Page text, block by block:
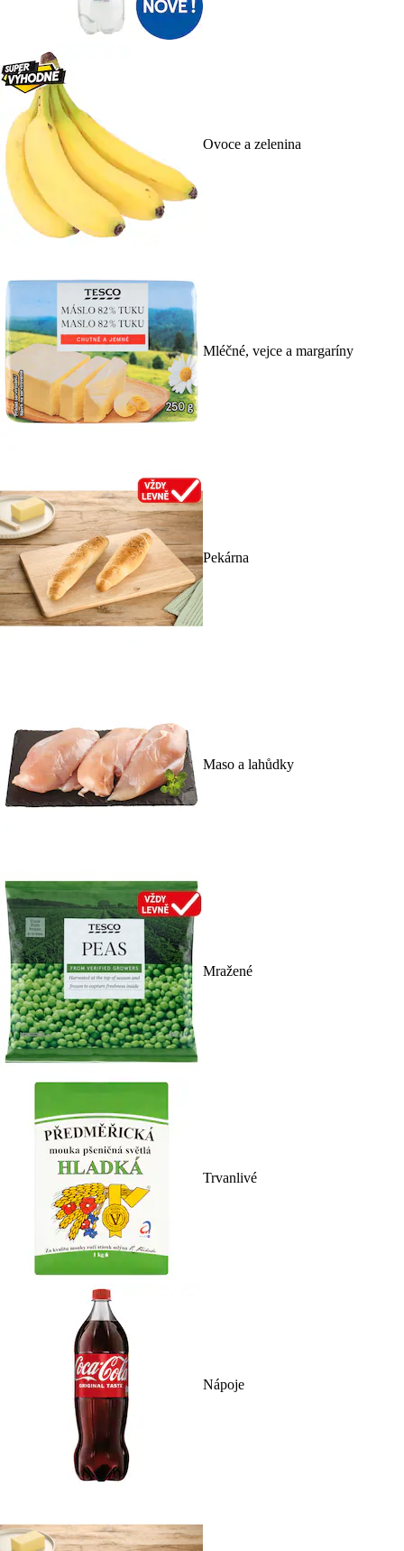
Ovoce a zelenina
Mléčné, vejce a margaríny
Pekárna
Maso a lahůdky
Mražené
Trvanlivé
Nápoje